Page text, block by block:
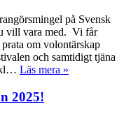
på Svensk
vill vara med. Vi får
om volontärskap
och samtidigt tjäna
kl… Läs mera »
2025!